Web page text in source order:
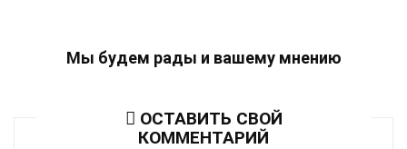
Мы будем рады и вашему мнению
ОСТАВИТЬ СВОЙ
КОММЕНТАРИЙ